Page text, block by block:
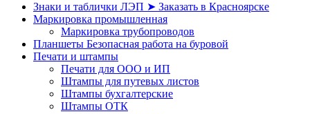
Знаки и таблички ЛЭП ➤ Заказать в Красноярске
Маркировка промышленная
Маркировка трубопроводов
Планшеты Безопасная работа на буровой
Печати и штампы
Печати для ООО и ИП
Штампы для путевых листов
Штампы бухгалтерские
Штампы ОТК